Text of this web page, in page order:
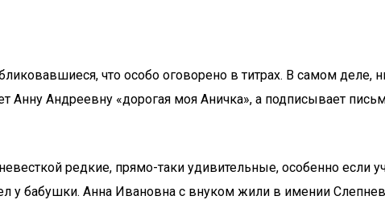
что особо оговорено в титрах. В самом
Анну Андреевну «дорогая моя Аничка», а подписывает
редкие, прямо-таки удивительные, особенно если
у бабушки. Анна Ивановна с внуком жили в имении